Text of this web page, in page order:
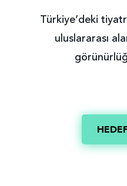
Türkiye’deki
uluslararası